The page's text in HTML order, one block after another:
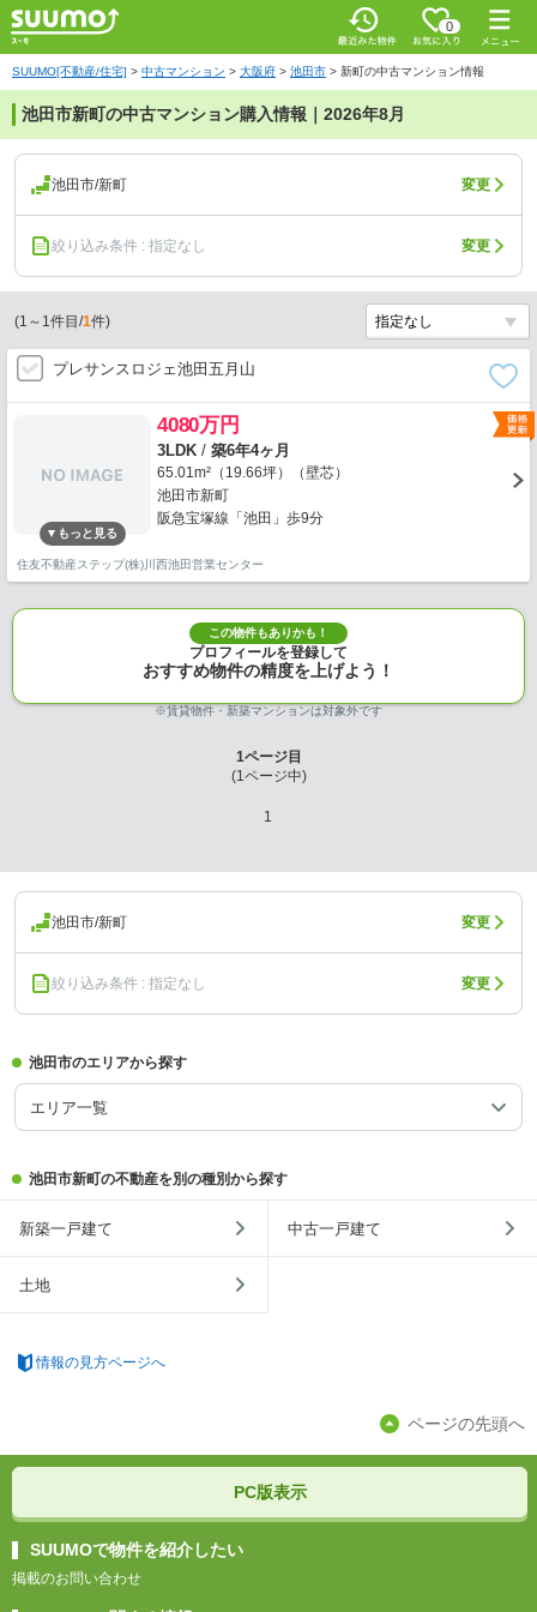
0
SUUMO[不動産/住宅] > 中古マンション > 大阪府 > 池田市 > 新町の中古マンション情報
池田市新町の中古マンション購入情報｜2026年8月
池田市/新町 変更
絞り込み条件 : 指定なし 変更
(1 ～ 1件目/1件)
プレサンスロジェ池田五月山
4080万円
3LDK / 築6年4ヶ月
65.01m²（19.66坪）（壁芯）
池田市新町
阪急宝塚線「池田」歩9分
住友不動産ステップ(株)川西池田営業センター
この物件もありかも！
プロフィールを登録して
おすすめ物件の精度を上げよう！
※賃貸物件・新築マンションは対象外です
1ページ目
(1ページ中)
1
池田市/新町 変更
絞り込み条件 : 指定なし 変更
池田市のエリアから探す
エリア一覧
池田市新町の不動産を別の種別から探す
新築一戸建て 中古一戸建て
土地
情報の見方ページへ
ページの先頭へ
PC版表示
SUUMOで物件を紹介したい
掲載のお問い合わせ